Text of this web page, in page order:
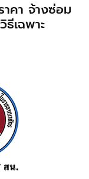
าคา จ้างซ่อม
เฉพาะ